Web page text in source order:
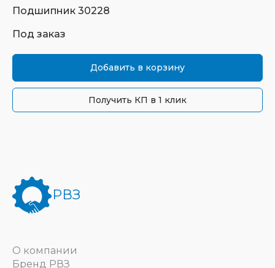
Подшипник 30228
Под заказ
Добавить в корзину
Получить КП в 1 клик
РВЗ
О компании
Бренд РВЗ